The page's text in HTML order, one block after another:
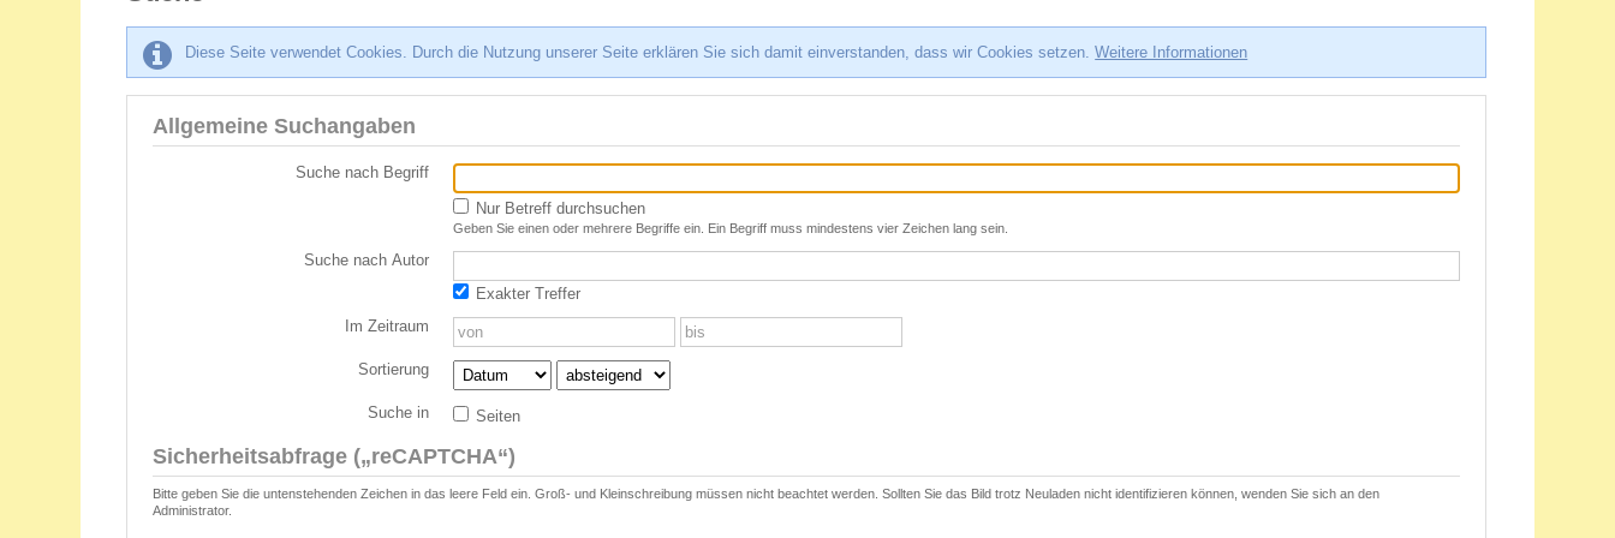
Diese Seite verwendet Cookies. Durch die Nutzung unserer Seite erklären Sie sich damit einverstanden, dass wir Cookies setzen.Weitere Informationen
Allgemeine Suchangaben
Suche nach Begriff
Nur Betreff durchsuchen
Geben Sie einen oder mehrere Begriffe ein. Ein Begriff muss mindestens vier Zeichen lang sein.
Suche nach Autor
Exakter Treffer
Im Zeitraum
Sortierung
Suche in Seiten
Sicherheitsabfrage („reCAPTCHA“)
Bitte geben Sie die untenstehenden Zeichen in das leere Feld ein. Groß- und Kleinschreibung müssen nicht beachtet werden. Sollten Sie das Bild trotz Neuladen nicht identifizieren können, wenden Sie sich an den
Administrator.